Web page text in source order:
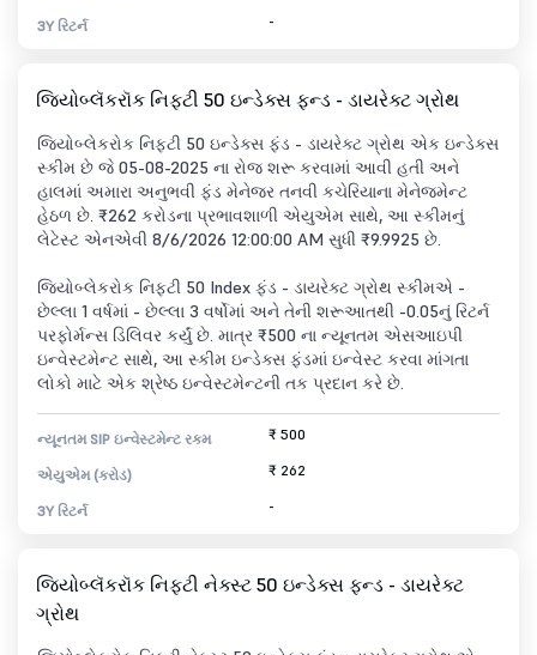
3Y રિટર્ન -
જિયોબ્લૅકરૉક નિફ્ટી 50 ઇન્ડેક્સ ફન્ડ - ડાયરેક્ટ ગ્રોથ
જિયોબ્લેકરોક નિફ્ટી 50 ઇન્ડેક્સ ફંડ - ડાયરેક્ટ ગ્રોથ એક ઇન્ડેક્સ
સ્કીમ છે જે 05-08-2025 ના રોજ શરૂ કરવામાં આવી હતી અને
હાલમાં અમારા અનુભવી ફંડ મેનેજર તનવી કચેરિયાના મેનેજમેન્ટ
હેઠળ છે. ₹262 કરોડના પ્રભાવશાળી એયુએમ સાથે, આ સ્કીમનું
લેટેસ્ટ એનએવી 8/6/2026 12:00:00 AM સુધી ₹9.9925 છે.
જિયોબ્લેકરોક નિફ્ટી 50 Index ફંડ - ડાયરેક્ટ ગ્રોથ સ્કીમએ -
છેલ્લા 1 વર્ષમાં - છેલ્લા 3 વર્ષોમાં અને તેની શરૂઆતથી -0.05નું રિટર્ન
પરફોર્મન્સ ડિલિવર કર્યું છે. માત્ર ₹500 ના ન્યૂનતમ એસઆઇપી
ઇન્વેસ્ટમેન્ટ સાથે, આ સ્કીમ ઇન્ડેક્સ ફંડમાં ઇન્વેસ્ટ કરવા માંગતા
લોકો માટે એક શ્રેષ્ઠ ઇન્વેસ્ટમેન્ટની તક પ્રદાન કરે છે.
ન્યૂનતમ SIP ઇન્વેસ્ટમેન્ટ રકમ ₹ 500
એયુએમ (કરોડ) ₹ 262
3Y રિટર્ન -
જિયોબ્લૅકરૉક નિફ્ટી નેક્સ્ટ 50 ઇન્ડેક્સ ફન્ડ - ડાયરેક્ટ
ગ્રોથ